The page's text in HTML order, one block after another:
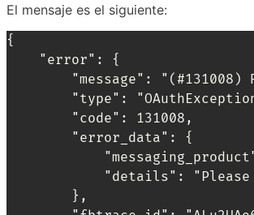
El mensaje es el siguiente:
{